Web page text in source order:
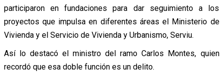
participaron en fundaciones para dar seguimiento a los
proyectos que impulsa en diferentes áreas el Ministerio de
Vivienda y el Servicio de Vivienda y Urbanismo, Serviu.
Así lo destacó el ministro del ramo Carlos Montes, quien
recordó que esa doble función es un delito.